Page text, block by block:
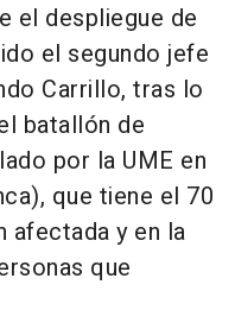
el despliegue de
el segundo jefe
Carrillo, tras lo
batallón de
por la UME en
que tiene el 70
afectada y en la
que